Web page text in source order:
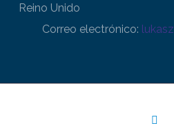
Reino Unido
Correo electrónico: